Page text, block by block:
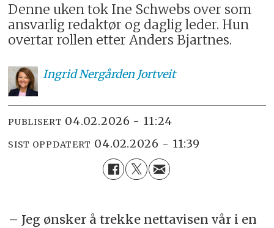
Denne uken tok Ine Schwebs over som
ansvarlig redaktør og daglig leder. Hun
overtar rollen etter Anders Bjartnes.
Ingrid Nergården Jortveit
PUBLISERT 04.02.2026 - 11:24
SIST OPPDATERT 04.02.2026 - 11:39
– Jeg ønsker å trekke nettavisen vår i en